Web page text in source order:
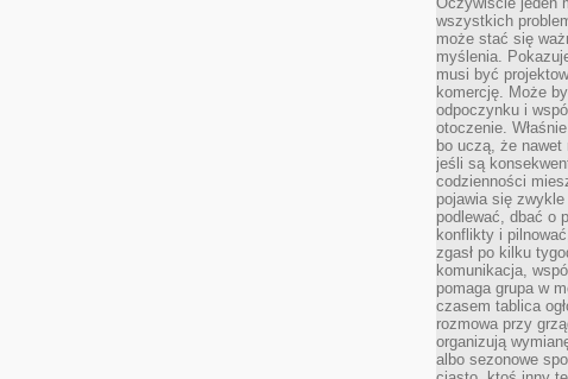
wszystkich
może stać się
myślenia.
musi być
komercję. Może
odpoczynku i
otoczenie.
bo uczą, że nawet
jeśli są
codzienności
pojawia się
podlewać, dbać o
konflikty i
zgasł po kilku
komunikacja,
pomaga grupa w
czasem tablica
rozmowa przy
organizują
albo sezonowe